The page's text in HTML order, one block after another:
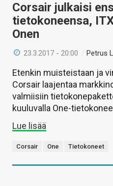
Corsair julkaisi
tietokoneensa,
Onen
23.3.2017 - 20:00 /Petrus
Etenkin muisteistaan ja
Corsair laajentaa
valmiisiin
kuuluvalla One-
Lue lisää
Corsair One Tietokoneet